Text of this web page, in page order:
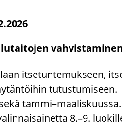
vah­vis­ta­mi­nen
it­se­tun­te­muk­seen,
tu­tus­tu­mi­seen.
tammi–maa­lis­kuus­sa.
8.–9.